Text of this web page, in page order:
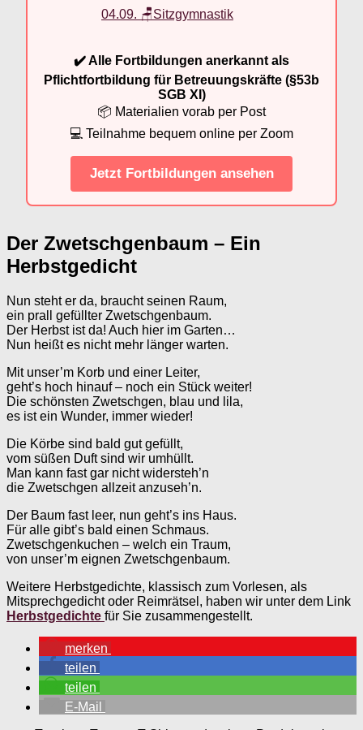
04.09. 🪑Sitzgymnastik
✔️ Alle Fortbildungen anerkannt als
Pflichtfortbildung für Betreuungskräfte (§53b
SGB XI)
📦 Materialien vorab per Post
💻 Teilnahme bequem online per Zoom
Jetzt Fortbildungen ansehen
Der Zwetschgenbaum – Ein
Herbstgedicht
Nun steht er da, braucht seinen Raum,
ein prall gefüllter Zwetschgenbaum.
Der Herbst ist da! Auch hier im Garten…
Nun heißt es nicht mehr länger warten.
Mit unser’m Korb und einer Leiter,
geht’s hoch hinauf – noch ein Stück weiter!
Die schönsten Zwetschgen, blau und lila,
es ist ein Wunder, immer wieder!
Die Körbe sind bald gut gefüllt,
vom süßen Duft sind wir umhüllt.
Man kann fast gar nicht widersteh’n
die Zwetschgen allzeit anzuseh’n.
Der Baum fast leer, nun geht’s ins Haus.
Für alle gibt’s bald einen Schmaus.
Zwetschgenkuchen – welch ein Traum,
von unser’m eignen Zwetschgenbaum.
Weitere Herbstgedichte, klassisch zum Vorlesen, als
Mitsprechgedicht oder Reimrätsel, haben wir unter dem Link
Herbstgedichte für Sie zusammengestellt.
merken
teilen
teilen
E-Mail